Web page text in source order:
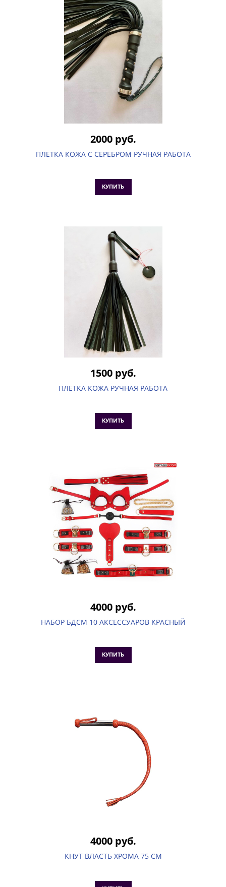
2000 руб.
ПЛЕТКА КОЖА С СЕРЕБРОМ РУЧНАЯ РАБОТА
КУПИТЬ
1500 руб.
ПЛЕТКА КОЖА РУЧНАЯ РАБОТА
КУПИТЬ
4000 руб.
НАБОР БДСМ 10 АКСЕССУАРОВ КРАСНЫЙ
КУПИТЬ
4000 руб.
КНУТ ВЛАСТЬ ХРОМА 75 СМ